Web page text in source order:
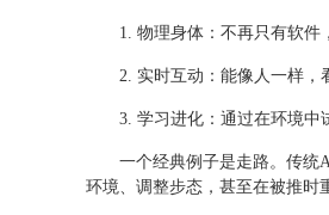
1. 物理身体：不再只有软件
2. 实时互动：能像人一样，
3. 学习进化：通过在环境中
一个经典例子是走路。传统
环境、调整步态，甚至在被推时